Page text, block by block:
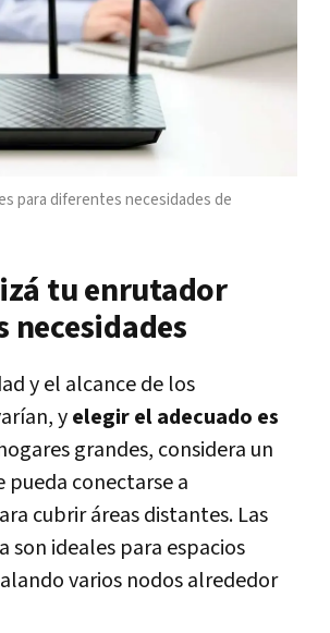
para diferentes necesidades de
tu enrutador
necesidades
y el alcance de los
yelegir el adecuado es
grandes, considera un
pueda conectarse a
cubrir áreas distantes. Las
son ideales para espacios
varios nodos alrededor